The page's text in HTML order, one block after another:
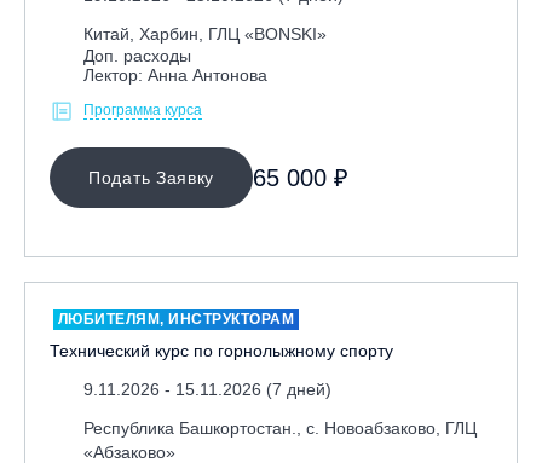
Телемарк
Я ХОЧУ
НАПРАВЛЕНИЕ
Инструкторам
Любителям
Спортсменам
Китай, Харбин, ГЛЦ «BONSKI»
Доп. расходы
Лектор: Анна Антонова
Программа курса
Подать Заявку 65 000 ₽
ЛЮБИТЕЛЯМ, ИНСТРУКТОРАМ
Технический курс по горнолыжному спорту
9.11.2026 - 15.11.2026 (7 дней)
Республика Башкортостан., с. Новоабзаково, ГЛЦ
«Абзаково»